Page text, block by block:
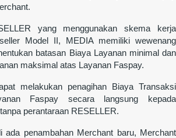
yang menggunakan skema kerja
Model II, MEDIA memiliki wewenang
batasan Biaya Layanan minimal dan
maksimal atas Layanan Faspay.
melakukan penagihan Biaya Transaksi
Faspay secara langsung kepada
perantaraan RESELLER.
ada penambahan Merchant baru, Merchant